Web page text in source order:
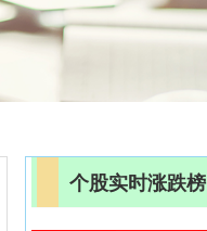
个股实时涨跌榜